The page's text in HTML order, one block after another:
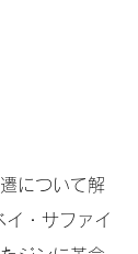
について解
・サファイ